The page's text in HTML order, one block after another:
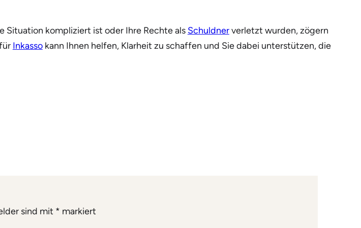
Situation kompliziert ist oder Ihre Rechte als Schuldnerverletzt wurden, zögern
Inkassokann Ihnen helfen, Klarheit zu schaffen und Sie dabei unterstützen, die
sind mit * markiert